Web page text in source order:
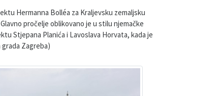
Hermanna Bolléa za Kraljevsku zemaljsku
pročelje oblikovano je u stilu njemačke
Stjepana Planića i Lavoslava Horvata, kada je
Zagreba)